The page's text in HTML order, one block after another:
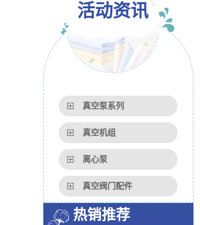
活动资讯
真空泵系列
真空机组
离心泵
真空阀门配件
热销推荐